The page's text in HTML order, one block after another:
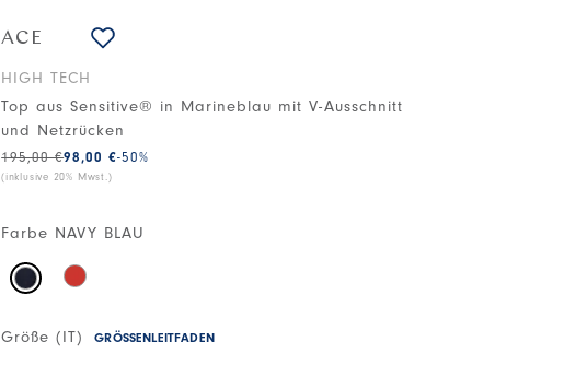
ACE
HIGH TECH
Top aus Sensitive® in Marineblau mit V-Ausschnitt
und Netzrücken
98,00 €
195,00 € -50%
(inklusive 20% Mwst.)
Farbe NAVY BLAU
Größe (IT) GRÖSSENLEITFADEN